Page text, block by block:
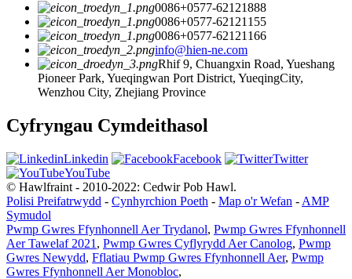
0086+0577-62121888
0086+0577-62121155
0086+0577-62121166
info@hien-ne.com
Rhif 9, Chuangxin Road, Yueshang
Pioneer Park, Yueqingwan Port District, YueqingCity,
Wenzhou City, Zhejiang Province
Cyfryngau Cymdeithasol
Linkedin Facebook
Twitter
YouTube
© Hawlfraint - 2010-2022: Cedwir Pob Hawl.
Polisi Preifatrwydd - Cynhyrchion Poeth - Map o'r Wefan - AMP
Symudol
Pwmp Gwres Ffynhonnell Aer Trydanol, Pwmp Gwres Ffynhonnell
Aer Tawelaf 2021 , Pwmp Gwres Cyflyrydd Aer Canolog, Pwmp
Gwres Newydd, Fflatiau Pwmp Gwres Ffynhonnell Aer, Pwmp
Gwres Ffynhonnell Aer Monobloc,